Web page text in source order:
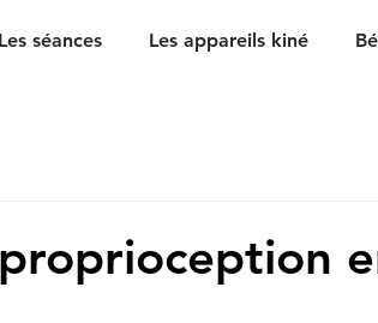
Les séances Les appareils kiné